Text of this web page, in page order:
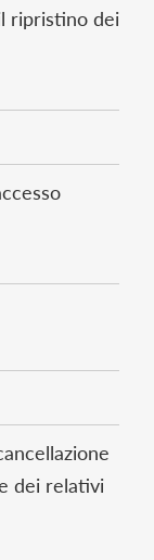
ripristino dei
dei relativi